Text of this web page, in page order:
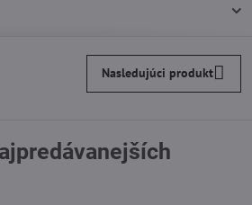
Nasledujúci produkt